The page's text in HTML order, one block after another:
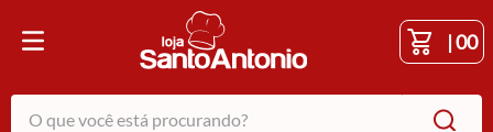
|00
O que você está procurando?